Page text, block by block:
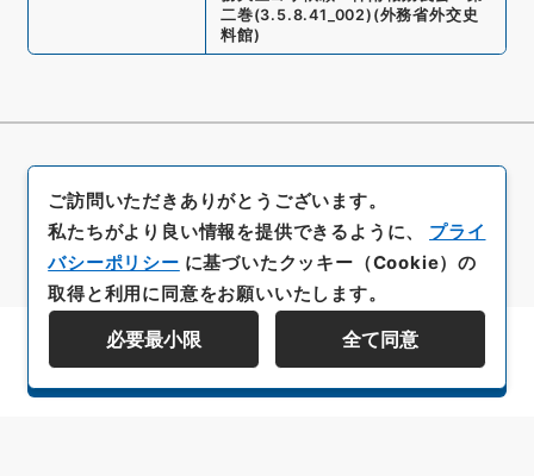
二巻(3.5.8.41_002) (外務省外交史
料館)
資料群階層を表示する
ご訪問いただきありがとうございます。
私たちがより良い情報を提供できるように、 プライ
バシーポリシー に基づいたクッキー（Cookie）の
取得と利用に同意をお願いいたします。
必要最小限 全て同意